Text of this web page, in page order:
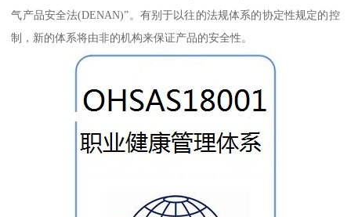
气产品安全法(DENAN)”。有别于以往的法规体系的协定性规定的控
制，新的体系将由非的机构来保证产品的安全性。